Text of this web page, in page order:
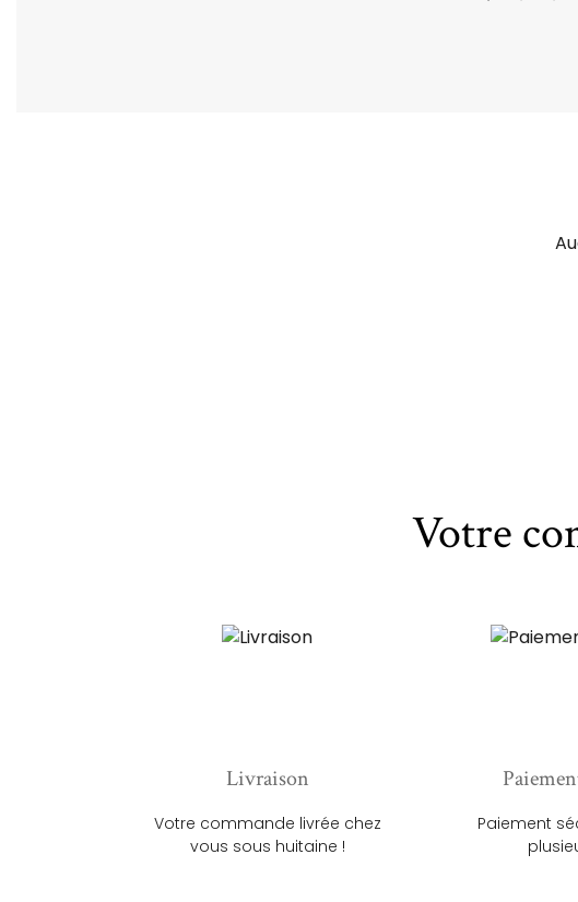
Votre
Livraison
Votre commande livrée chez
vous sous huitaine !
Paiement